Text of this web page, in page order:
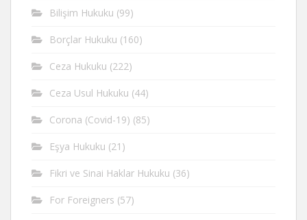
Bilişim Hukuku (99)
Borçlar Hukuku (160)
Ceza Hukuku (222)
Ceza Usul Hukuku (44)
Corona (Covid-19) (85)
Eşya Hukuku (21)
Fikri ve Sinai Haklar Hukuku (36)
For Foreigners (57)